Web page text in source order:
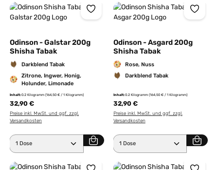
Odinson - Galstar 200g
Shisha Tabak
Darkblend Tabak
Zitrone, Ingwer, Honig,
Holunder, Limonade
Inhalt:0.2 Kilogramm (164,50 € / 1 Kilogramm)
32,90 €
Preise inkl. MwSt. und ggf. zzgl.
Versandkosten
Produkt Anzahl: Gib den gewünschten Wert ein
Odinson - Asgard 200g
Shisha Tabak
Rose, Nuss
Darkblend Tabak
Inhalt:0.2 Kilogramm (164,50 € / 1 Kilogramm)
32,90 €
Preise inkl. MwSt. und ggf. zzgl.
Versandkosten
Produkt Anzahl: Gib den